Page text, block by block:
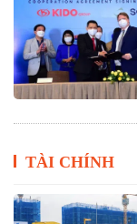
TÀI CHÍNH